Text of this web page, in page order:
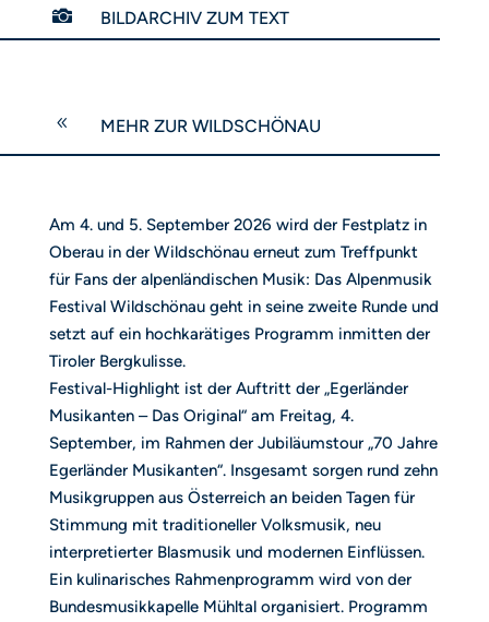
 BILDARCHIV ZUM TEXT
8 MEHR ZUR WILDSCHÖNAU
Am 4. und 5. September 2026 wird der Festplatz in
Oberau in der Wildschönau erneut zum Treffpunkt
für Fans der alpenländischen Musik: Das Alpenmusik
Festival Wildschönau geht in seine zweite Runde und
setzt auf ein hochkarätiges Programm inmitten der
Tiroler Bergkulisse.
Festival-Highlight ist der Auftritt der „Egerländer
Musikanten – Das Original“ am Freitag, 4.
September, im Rahmen der Jubiläumstour „70 Jahre
Egerländer Musikanten“. Insgesamt sorgen rund zehn
Musikgruppen aus Österreich an beiden Tagen für
Stimmung mit traditioneller Volksmusik, neu
interpretierter Blasmusik und modernen Einflüssen.
Ein kulinarisches Rahmenprogramm wird von der
Bundesmusikkapelle Mühltal organisiert. Programm